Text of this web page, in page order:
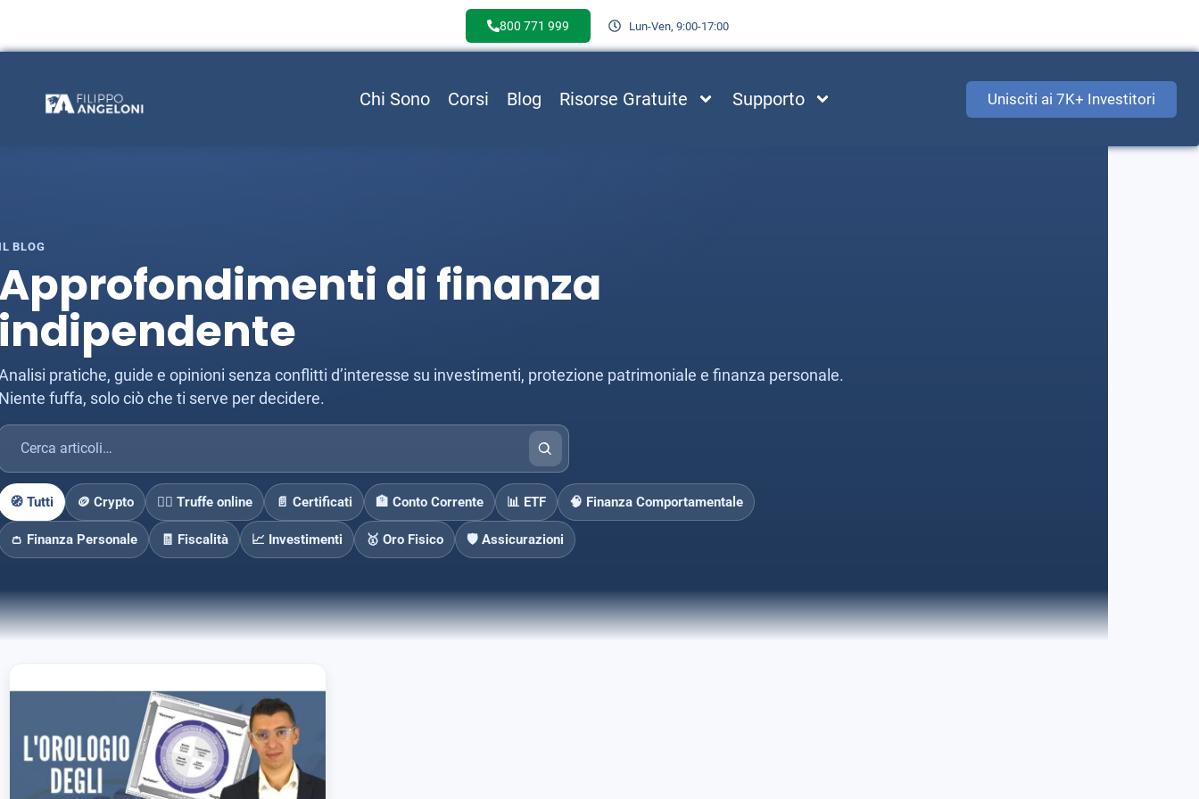
800 771 999 Lun-Ven, 9:00-17:00
Chi Sono Corsi Blog Risorse Gratuite Supporto Unisciti ai 7K+ Investitori
BLOG
di finanza
pratiche, guide e opinioni senza conflitti d’interesse su investimenti, protezione patrimoniale e finanza personale.
fuffa, solo ciò che ti serve per decidere.
🧭 Tutti 🪙 Crypto 🕵️‍♂️ Truffe online 📄 Certificati 🏦 Conto Corrente 📊 ETF 🧠 Finanza Comportamentale
👛 Finanza Personale 🧾 Fiscalità 📈 Investimenti 🥇 Oro Fisico 🛡️ Assicurazioni